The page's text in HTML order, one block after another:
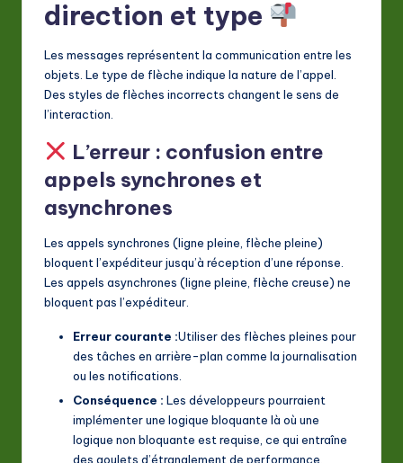
direction et type
Les messages représentent la communication entre les
objets. Le type de flèche indique la nature de l’appel.
Des styles de flèches incorrects changent le sens de
l’interaction.
L’erreur : confusion entre
appels synchrones et
asynchrones
Les appels synchrones (ligne pleine, flèche pleine)
bloquent l’expéditeur jusqu’à réception d’une réponse.
Les appels asynchrones (ligne pleine, flèche creuse) ne
bloquent pas l’expéditeur.
Erreur courante :Utiliser des flèches pleines pour
des tâches en arrière-plan comme la journalisation
ou les notifications.
Conséquence : Les développeurs pourraient
implémenter une logique bloquante là où une
logique non bloquante est requise, ce qui entraîne
des goulets d’étranglement de performance.